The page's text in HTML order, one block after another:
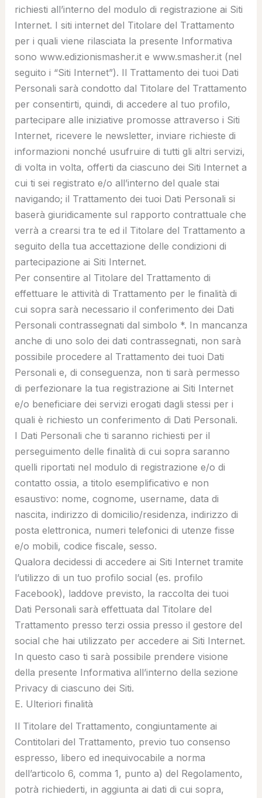
richiesti all’interno del modulo di registrazione ai Siti
Internet. I siti internet del Titolare del Trattamento
per i quali viene rilasciata la presente Informativa
sono www.edizionismasher.it e www.smasher.it (nel
seguito i “Siti Internet”). Il Trattamento dei tuoi Dati
Personali sarà condotto dal Titolare del Trattamento
per consentirti, quindi, di accedere al tuo profilo,
partecipare alle iniziative promosse attraverso i Siti
Internet, ricevere le newsletter, inviare richieste di
informazioni nonché usufruire di tutti gli altri servizi,
di volta in volta, offerti da ciascuno dei Siti Internet a
cui ti sei registrato e/o all’interno del quale stai
navigando; il Trattamento dei tuoi Dati Personali si
baserà giuridicamente sul rapporto contrattuale che
verrà a crearsi tra te ed il Titolare del Trattamento a
seguito della tua accettazione delle condizioni di
partecipazione ai Siti Internet.
Per consentire al Titolare del Trattamento di
effettuare le attività di Trattamento per le finalità di
cui sopra sarà necessario il conferimento dei Dati
Personali contrassegnati dal simbolo *. In mancanza
anche di uno solo dei dati contrassegnati, non sarà
possibile procedere al Trattamento dei tuoi Dati
Personali e, di conseguenza, non ti sarà permesso
di perfezionare la tua registrazione ai Siti Internet
e/o beneficiare dei servizi erogati dagli stessi per i
quali è richiesto un conferimento di Dati Personali.
I Dati Personali che ti saranno richiesti per il
perseguimento delle finalità di cui sopra saranno
quelli riportati nel modulo di registrazione e/o di
contatto ossia, a titolo esemplificativo e non
esaustivo: nome, cognome, username, data di
nascita, indirizzo di domicilio/residenza, indirizzo di
posta elettronica, numeri telefonici di utenze fisse
e/o mobili, codice fiscale, sesso.
Qualora decidessi di accedere ai Siti Internet tramite
l’utilizzo di un tuo profilo social (es. profilo
Facebook), laddove previsto, la raccolta dei tuoi
Dati Personali sarà effettuata dal Titolare del
Trattamento presso terzi ossia presso il gestore del
social che hai utilizzato per accedere ai Siti Internet.
In questo caso ti sarà possibile prendere visione
della presente Informativa all’interno della sezione
Privacy di ciascuno dei Siti.
E. Ulteriori finalità
Il Titolare del Trattamento, congiuntamente ai
Contitolari del Trattamento, previo tuo consenso
espresso, libero ed inequivocabile a norma
dell’articolo 6, comma 1, punto a) del Regolamento,
potrà richiederti, in aggiunta ai dati di cui sopra,